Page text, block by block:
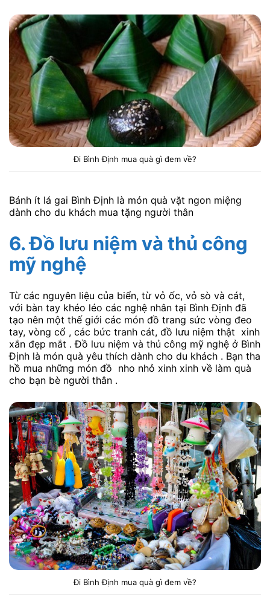
Đi Bình Định mua quà gì đem về?
Bánh ít lá gai Bình Định là món quà vặt ngon miệng
dành cho du khách mua tặng người thân
6. Đồ lưu niệm và thủ công
mỹ nghệ
Từ các nguyên liệu của biển, từ vỏ ốc, vỏ sò và cát,
với bàn tay khéo léo các nghệ nhân tại Bình Định đã
tạo nên một thế giới các món đồ trang sức vòng đeo
tay, vòng cổ , các bức tranh cát, đồ lưu niệm thật xinh
xắn đẹp mắt . Đồ lưu niệm và thủ công mỹ nghệ ở Bình
Định là món quà yêu thích dành cho du khách . Bạn tha
hồ mua những món đồ nho nhỏ xinh xinh về làm quà
cho bạn bè người thân .
Đi Bình Định mua quà gì đem về?